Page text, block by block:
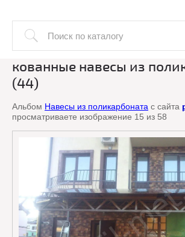
кованные навесы из
(44)
Альбом Навесы из поликарбоната с сайта
просматриваете изображение 15 из 58